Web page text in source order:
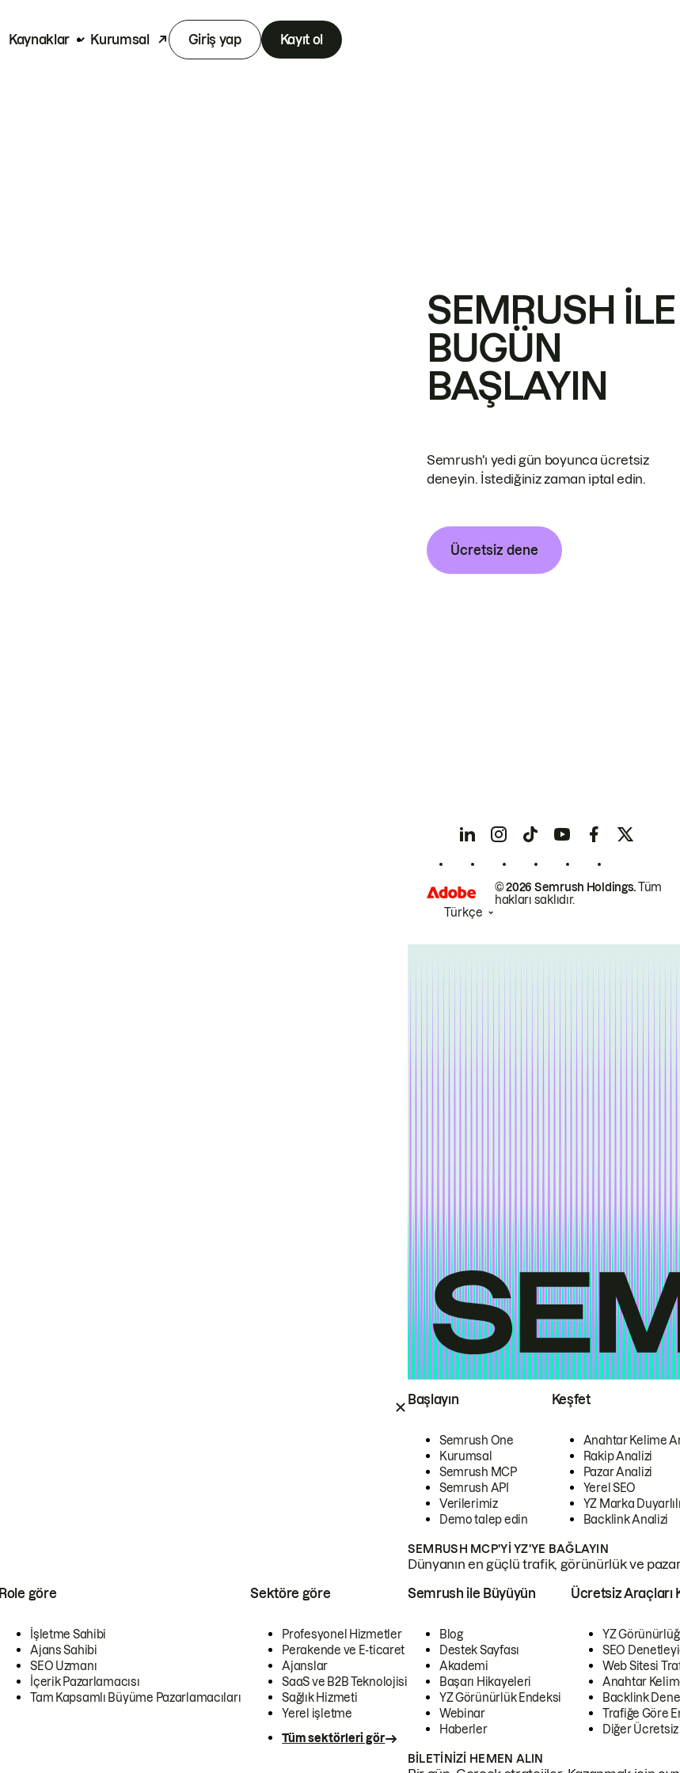
Kaynaklar Kurumsal Giriş yap Kayıt ol
Başlayın
Semrush One
Kurumsal
Semrush MCP
Semrush API
Verilerimiz
Demo talep edin
Keşfet
Anahtar Kelime
Rakip Analizi
Pazar Analizi
Yerel SEO
YZ Marka
Backlink Analizi
SEMRUSH MCP'YI YZ'YE BAĞLAYIN
Dünyanın en güçlü trafik, görünürlük ve
Role göre
İşletme Sahibi
Ajans Sahibi
SEO Uzmanı
İçerik Pazarlamacısı
Tam Kapsamlı Büyüme Pazarlamacıları
Sektöre göre
Profesyonel Hizmetler
Perakende ve E-ticaret
Ajanslar
SaaS ve B2B Teknolojisi
Sağlık Hizmeti
Yerel işletme
Tüm sektörleri gör
Semrush ile Büyüyün
Blog
Destek Sayfası
Akademi
Başarı Hikayeleri
YZ Görünürlük Endeksi
Webinar
Haberler
Ücretsiz Araçları
YZ
SEO
Web Sitesi
Anahtar
Backlink
Trafiğe Göre
Diğer
BILETINIZI HEMEN ALIN
SEMRUSH ILE
BUGÜN
BAŞLAYIN
Semrush'ı yedi gün boyunca ücretsiz
deneyin. İstediğiniz zaman iptal edin.
Ücretsiz dene
© 2026 Semrush Holdings.Tüm
hakları saklıdır.
Türkçe